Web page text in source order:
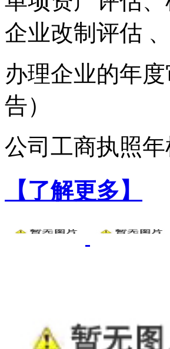
企业改制评估
办理企业的年
告）
公司工商执照
【了解更多】